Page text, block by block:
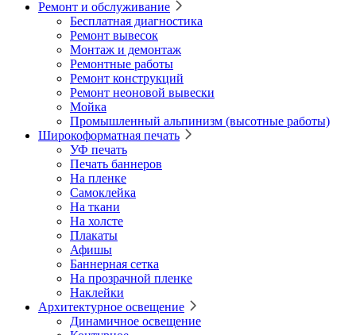
Ремонт и обслуживание
Бесплатная диагностика
Ремонт вывесок
Монтаж и демонтаж
Ремонтные работы
Ремонт конструкций
Ремонт неоновой вывески
Мойка
Промышленный альпинизм (высотные работы)
Широкоформатная печать
УФ печать
Печать баннеров
На пленке
Самоклейка
На ткани
На холсте
Плакаты
Афишы
Баннерная сетка
На прозрачной пленке
Наклейки
Архитектурное освещение
Динамичное освещение